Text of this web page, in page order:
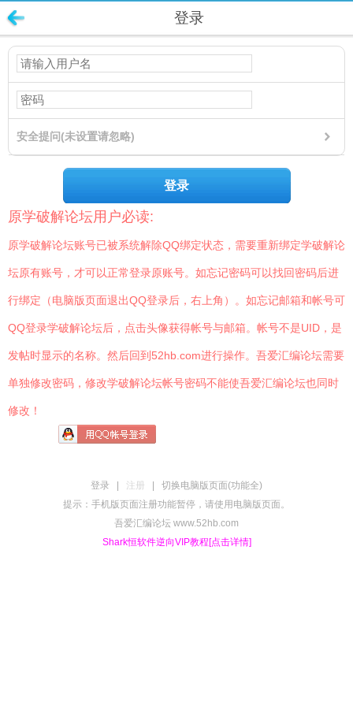
登录
安全提问(未设置请忽略)
登录
原学破解论坛用户必读:
原学破解论坛账号已被系统解除QQ绑定状态，需要重新绑定学破解论
坛原有账号，才可以正常登录原账号。如忘记密码可以找回密码后进
行绑定（电脑版页面退出QQ登录后，右上角）。如忘记邮箱和帐号可
QQ登录学破解论坛后，点击头像获得帐号与邮箱。帐号不是UID，是
发帖时显示的名称。然后回到52hb.com进行操作。吾爱汇编论坛需要
单独修改密码，修改学破解论坛帐号密码不能使吾爱汇编论坛也同时
修改！
登录 注册
切换电脑版页面(功能全)
提示：手机版页面注册功能暂停，请使用电脑版页面。
吾爱汇编论坛 www.52hb.com
Shark恒软件逆向VIP教程[点击详情]